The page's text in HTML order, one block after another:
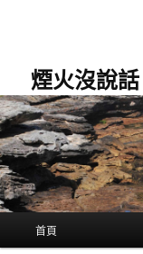
容
煙火沒說話
首頁